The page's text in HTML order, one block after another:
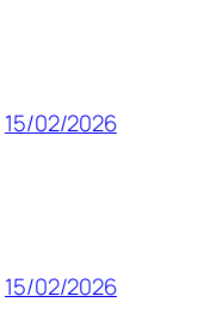
15/02/2026
15/02/2026